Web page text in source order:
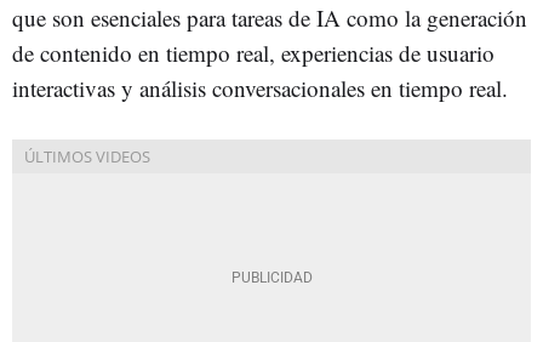
que son esenciales para tareas de IA como la generación
de contenido en tiempo real, experiencias de usuario
interactivas y análisis conversacionales en tiempo real.